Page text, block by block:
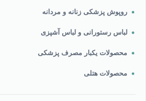
روپوش پزشکی زنانه و مردانه
لباس رستورانی و لباس آشپزی
محصولات یکبار مصرف پزشکی
محصولات هتلی